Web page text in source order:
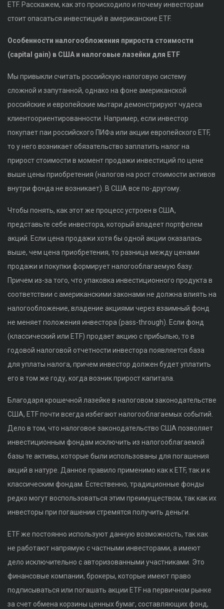
ETF. Расскажем, как это происходило и почему инвесторам
стоит опасаться инвестиций в американские ETF.
Особенности налогообложения прироста стоимости
(capital gain) в США и налоговые лазейки для ETF
Мы привыкли считать российскую налоговую систему
сложной и запутанной, однако на фоне американской
российские и европейские мытари демонстрируют чудеса
клиентоориентированности. Например, если инвестор
покупает паи российского ПИФа или акции европейского ETF,
то у него возникает обязательство заплатить налог на
прирост стоимости в момент продажи инвестиций по цене
выше цены приобретения (налогов на рост стоимости активов
внутри фонда не возникает). В США все по-другому.
Чтобы понять, как этот же процесс устроен в США,
представьте себе инвестора, который владеет портфелем
акций. Если цена продажи хотя бы одной акции оказалась
выше, чем цена приобретения, то разница между ценами
продажи и покупки формирует налогооблагаемую базу.
Причем из-за того, что упаковка инвестиционного продукта в
соответствии с американскими законами не должна влиять на
налогообложение, владение акциями через взаимный фонд
не меняет положения инвестора (pass-through). Если фонд
(классический или ETF) продает акцию с прибылью, то в
годовой налоговой отчетности инвестора появляется база
для уплаты налога, причем инвестор должен будет уплатить
его в том же году, когда возник прирост капитала.
Благодаря крошечной лазейке в налоговом законодательстве
США, ETF почти всегда избегают налогооблагаемых событий.
Дело в том, что налоговое законодательство США позволяет
инвестиционным фондам исключить из налогооблагаемой
базы те активы, которые были использованы для погашения
акций в натуре. Данное правило применимо как к ETF, так и к
классическим фондам. Естественно, традиционные фонды
редко могут воспользоваться этим преимуществом, так как их
инвесторы при погашении стремятся получить деньги.
ETF же постоянно используют данную возможность, так как
не работают напрямую с частными инвесторами, а имеют
дело исключительно с авторизованными участниками. Это
финансовые компании, брокеры, которые имеют право
подписываться или погашать акции ETF на первичном рынке
за счет обмена корзины ценных бумаг, составляющих фонд,